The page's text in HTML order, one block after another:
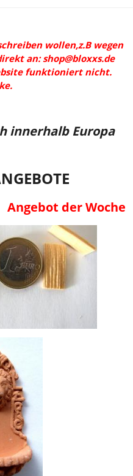
wollen,z.B wegen
an:shop@bloxxs.de
funktioniert nicht.
innerhalb Europa
Angebot der Woche